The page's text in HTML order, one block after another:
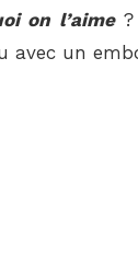
on l’aime?
avec un